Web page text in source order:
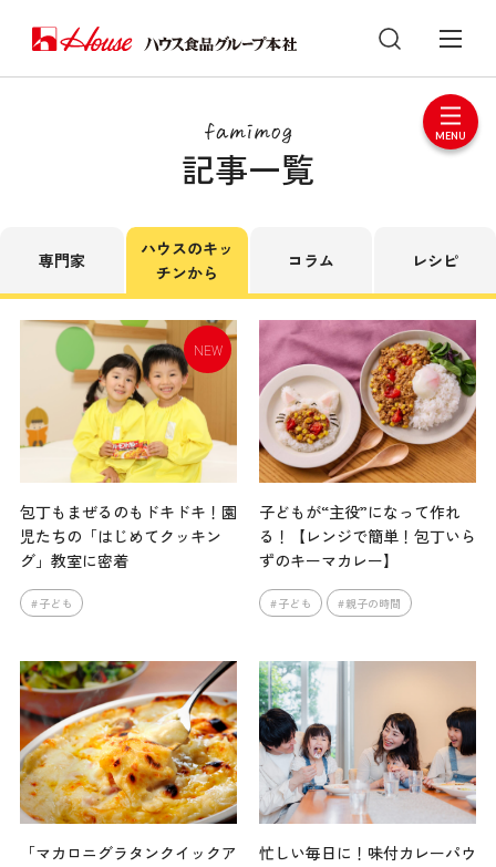
記事一覧
専門家
ハウスのキッ
チンから
コラム レシピ
包丁もまぜるのもドキドキ！園
児たちの「はじめてクッキン
グ」教室に密着
子ども
子どもが“主役”になって作れ
る！【レンジで簡単！包丁いら
ずのキーマカレー】
子ども 親子の時間
「マカロニグラタンクイックア
忙しい毎日に！味付カレーパウ